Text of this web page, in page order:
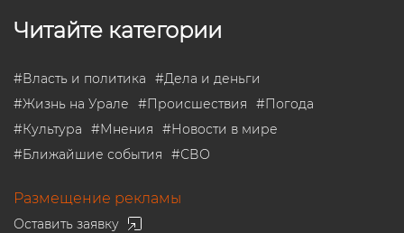
Читайте категории
#Власть и политика #Дела и деньги
#Жизнь на Урале #Происшествия #Погода
#Культура #Мнения #Новости в мире
#Ближайшие события #СВО
Размещение рекламы
Оставить заявку